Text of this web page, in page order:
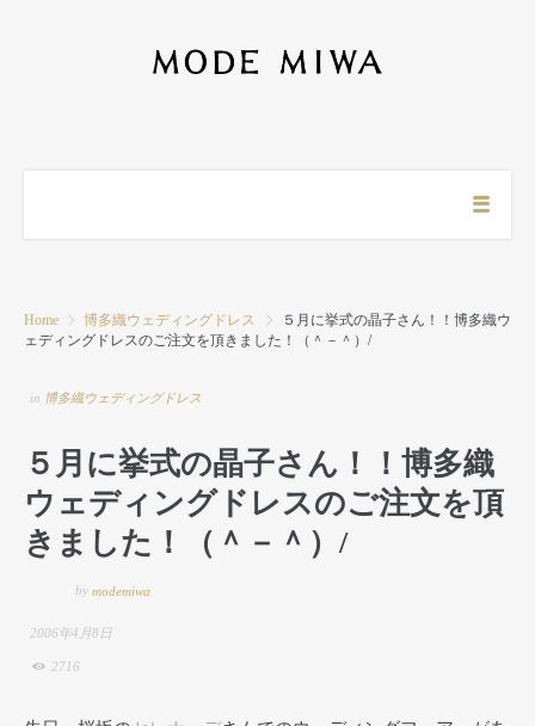
Home 博多織ウェディングドレス
５月に挙式の晶子さん！！博多織ウ
ェディングドレスのご注文を頂きました！（＾－＾）/
in 博多織ウェディングドレス
５月に挙式の晶子さん！！博多織
ウェディングドレスのご注文を頂
きました！（＾－＾）/
by modemiwa
2006年4月8日
2716